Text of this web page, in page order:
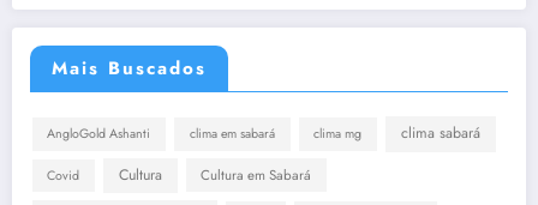
Mais Buscados
AngloGold Ashanti clima em sabará clima mg clima sabará
Covid Cultura Cultura em Sabará